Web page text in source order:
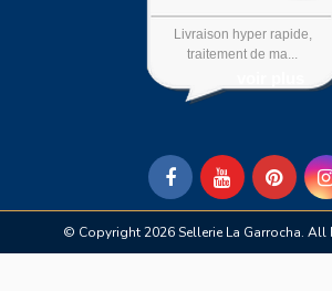
Livraison hyper rapide,
traitement de ma...
© Copyright 2026 Sellerie La Garrocha. All